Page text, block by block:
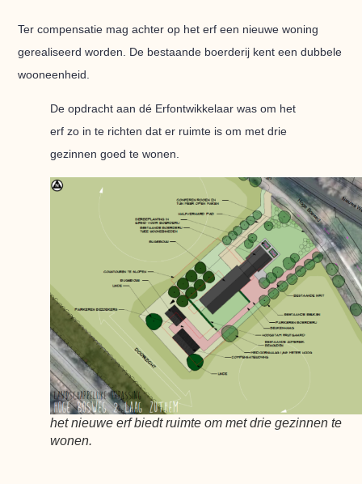
Ter compensatie mag achter op het erf een nieuwe woning
gerealiseerd worden. De bestaande boerderij kent een dubbele
wooneenheid.
De opdracht aan dé Erfontwikkelaar was om het
erf zo in te richten dat er ruimte is om met drie
gezinnen goed te wonen.
het nieuwe erf biedt ruimte om met drie gezinnen te
wonen.